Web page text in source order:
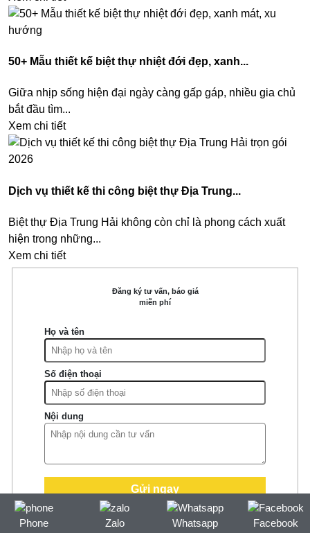
50+ Mẫu thiết kế biệt thự nhiệt đới đẹp, xanh...
Giữa nhịp sống hiện đại ngày càng gấp gáp, nhiều gia chủ
bắt đầu tìm...
Xem chi tiết
Dịch vụ thiết kế thi công biệt thự Địa Trung...
Biệt thự Địa Trung Hải không còn chỉ là phong cách xuất
hiện trong những...
Xem chi tiết
Đăng ký tư vấn, báo giá
miễn phí
Họ và tên
Số điện thoại
Nội dung
Phone Zalo Whatsapp Facebook